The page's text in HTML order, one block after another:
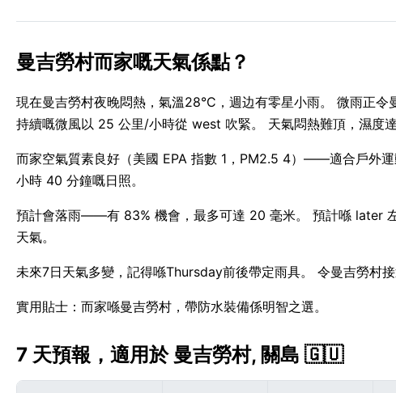
曼吉勞村而家嘅天氣係點？
現在曼吉勞村夜晚悶熱，氣溫28°C，週边有零星小雨。 微雨正
持續嘅微風以 25 公里/小時從 west 吹緊。 天氣悶熱難頂，濕度達
而家空氣質素良好（美國 EPA 指數 1，PM2.5 4）——適合戶外
小時 40 分鐘嘅日照。
預計會落雨——有 83% 機會，最多可達 20 毫米。 預計喺 later
天氣。
未來7日天氣多變，記得喺Thursday前後帶定雨具。 令曼吉勞村
實用貼士：而家喺曼吉勞村，帶防水裝備係明智之選。
7 天預報，適用於 曼吉勞村, 關島 🇬🇺